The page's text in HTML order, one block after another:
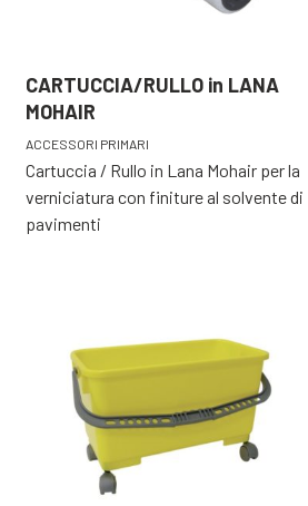
CARTUCCIA/RULLO in LANA
MOHAIR
ACCESSORI PRIMARI
Cartuccia / Rullo in Lana Mohair per la
verniciatura con finiture al solvente di
pavimenti